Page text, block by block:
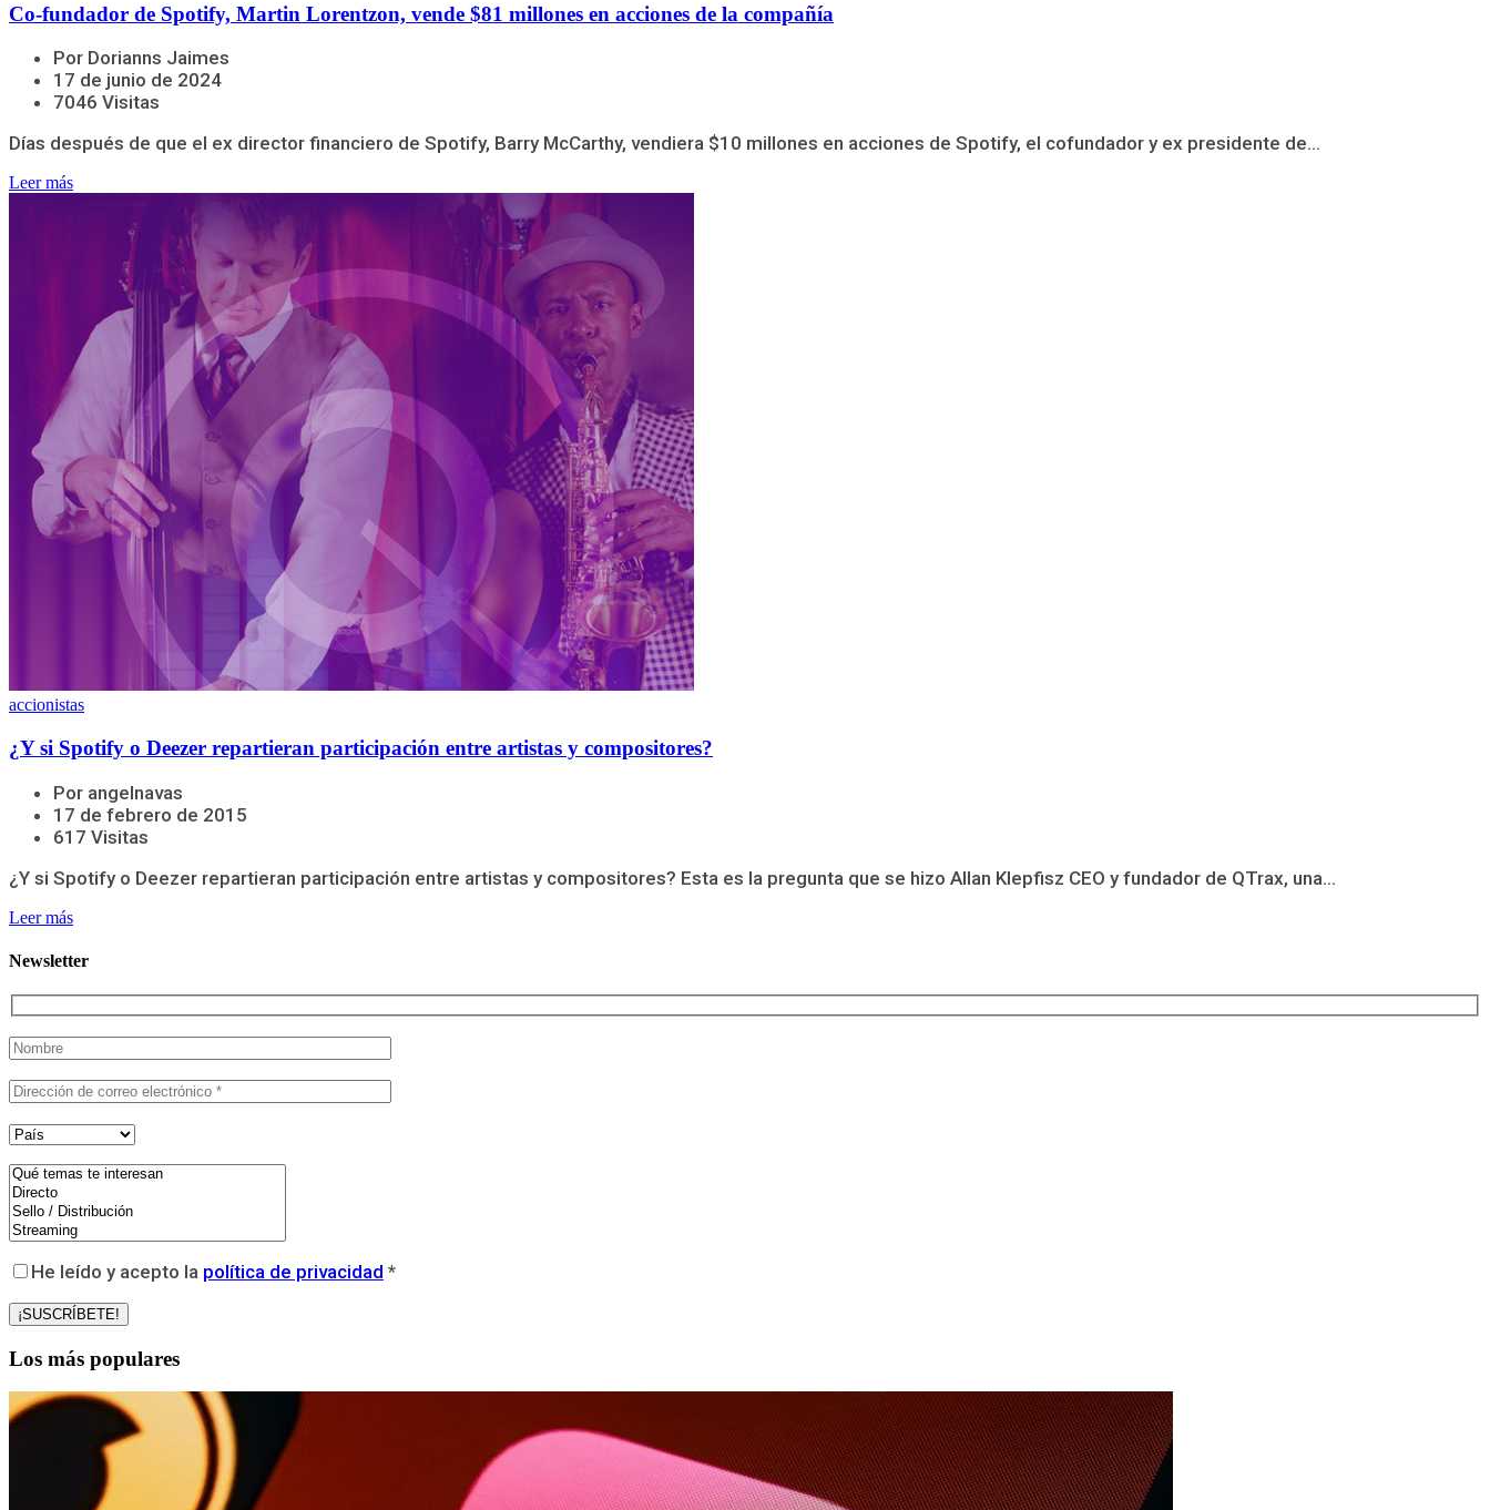
Co-fundador de Spotify, Martin Lorentzon, vende $81 millones en acciones de la compañía
Por Dorianns Jaimes
17 de junio de 2024
7046 Visitas
Días después de que el ex director financiero de Spotify, Barry McCarthy, vendiera $10 millones en acciones de Spotify, el cofundador y ex presidente de...
Leer más
accionistas
¿Y si Spotify o Deezer repartieran participación entre artistas y compositores?
Por angelnavas
17 de febrero de 2015
617 Visitas
¿Y si Spotify o Deezer repartieran participación entre artistas y compositores? Esta es la pregunta que se hizo Allan Klepfisz CEO y fundador de QTrax, una...
Leer más
Newsletter
He leído y acepto la política de privacidad *
Los más populares